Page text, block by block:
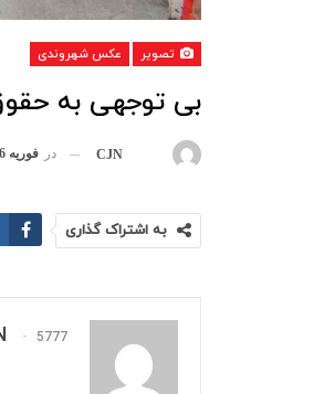
تصویر عکس شهروندی
بی توجهی به
CJN در فوریه 26, 2020
به اشتراک گذاری
5777 پست